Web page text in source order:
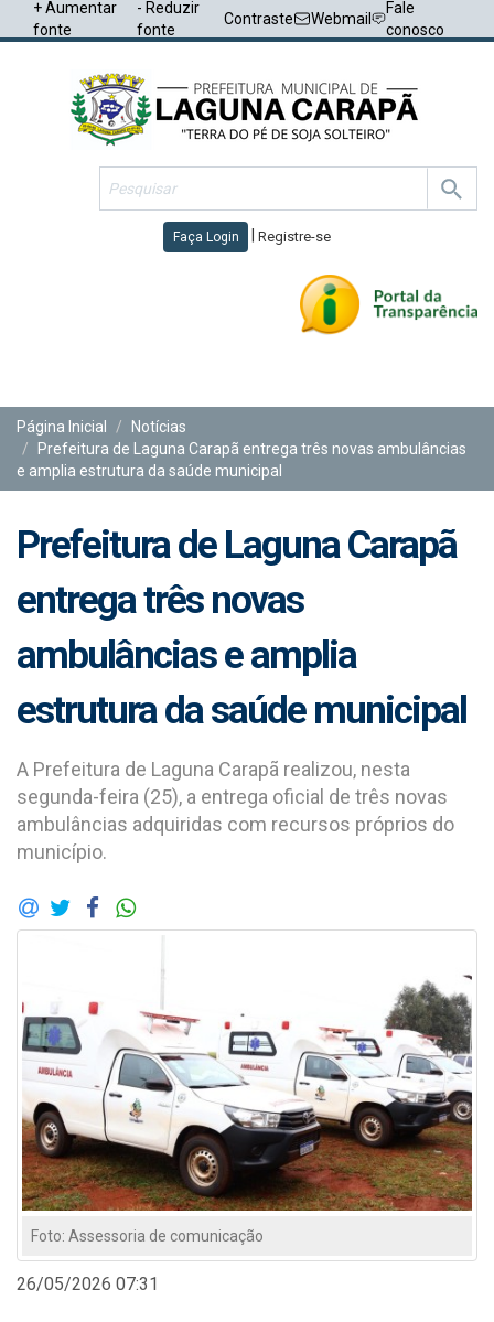
+ Aumentar
fonte
- Reduzir
fonte
Contraste Webmail
Fale
conosco
Faça Login Registre-se
Página Inicial
Notícias
Prefeitura de Laguna Carapã entrega três novas ambulâncias
e amplia estrutura da saúde municipal
Prefeitura de Laguna Carapã
entrega três novas
ambulâncias e amplia
estrutura da saúde municipal
A Prefeitura de Laguna Carapã realizou, nesta
segunda-feira (25), a entrega oficial de três novas
ambulâncias adquiridas com recursos próprios do
município.
Foto: Assessoria de comunicação
26/05/2026 07:31